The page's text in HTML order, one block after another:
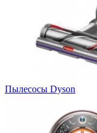
Пылесосы Dyson